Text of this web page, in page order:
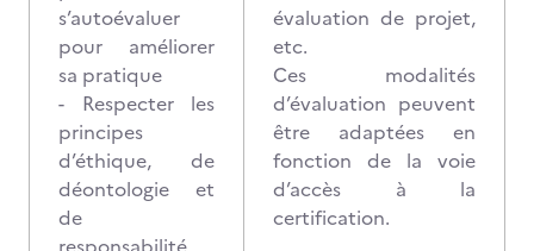
s’autoévaluer
pour améliorer
sa pratique
- Respecter les
principes
d’éthique, de
déontologie et
de
évaluation de projet,
etc.
Ces modalités
d’évaluation peuvent
être adaptées en
fonction de la voie
d’accès à la
certification.